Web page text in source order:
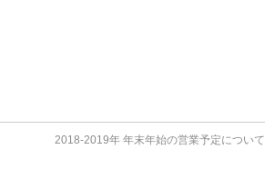
2018-2019年 年末年始の営業予定について